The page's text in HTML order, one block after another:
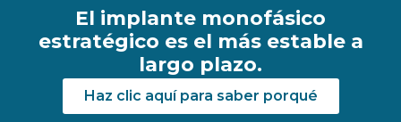
El implante monofásico
estratégico es el más estable a
largo plazo.
Haz clic aquí para saber porqué